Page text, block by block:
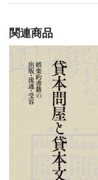
関連商品